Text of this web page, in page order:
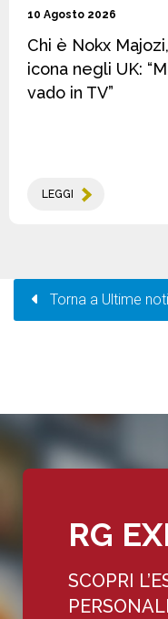
10 Agosto 2026
Chi è Nokx
icona negli UK:
vado in TV”
LEGGI
Torna a Ultime
RG
SCOPRI